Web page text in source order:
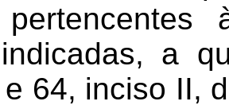
a
e 64, inciso II,